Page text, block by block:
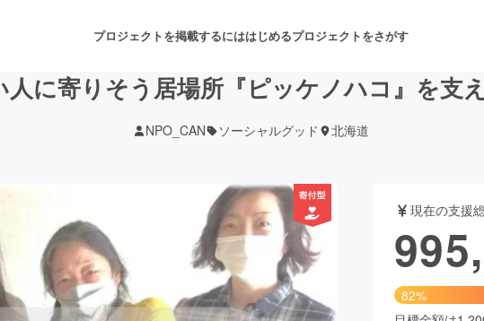
プロジェクトを掲載するにははじめるプロジェクトをさがす
音楽 舞台・パフォーマンス
ゲーム・サービス開発 フード・飲食店
に寄りそう居場所『ピッケノハコ』を支
NPO_CAN ソーシャルグッド 北海道
現在の支援
82%